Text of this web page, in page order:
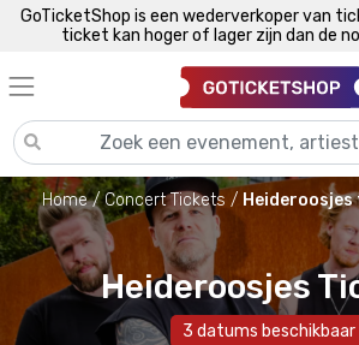
GoTicketShop is een wederverkoper van
ticket kan hoger of lager zijn dan de
Home Concert Tickets
Heideroosjes
3 datums beschikbaar